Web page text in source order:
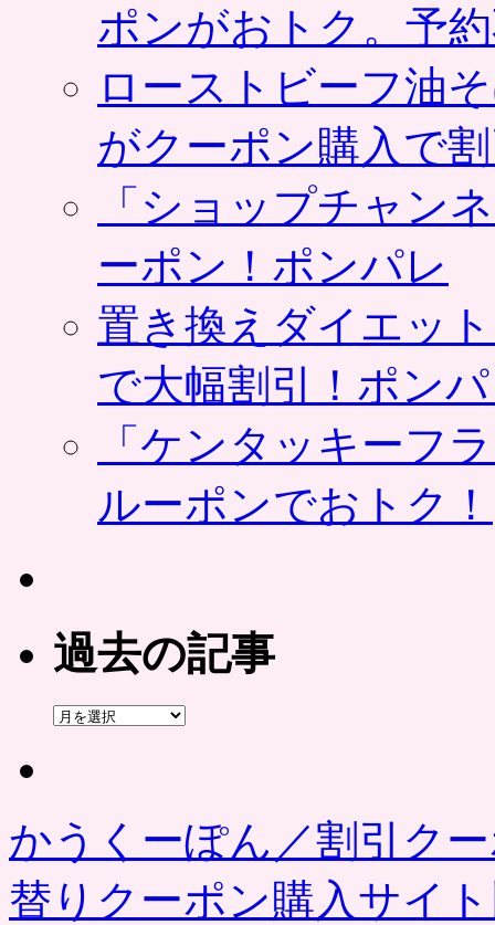
ポンがおトク。予
ローストビーフ油
がクーポン購入で
「ショップチャン
ーポン！ポンパレ
置き換えダイエッ
で大幅割引！ポン
「ケンタッキーフ
ルーポンでおトク！
過去の記事
過
かうくーぽん／割引ク
替りクーポン購入サイ